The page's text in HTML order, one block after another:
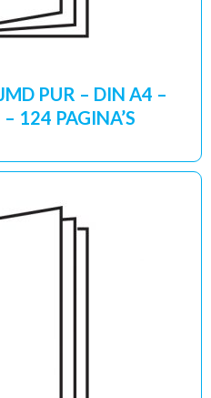
PUR – DIN A4 –
124 PAGINA’S